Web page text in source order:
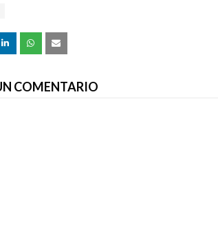
COMENTARIO